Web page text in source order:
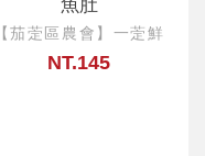
魚肚
【茄萣區農會】一萣鮮
NT.145